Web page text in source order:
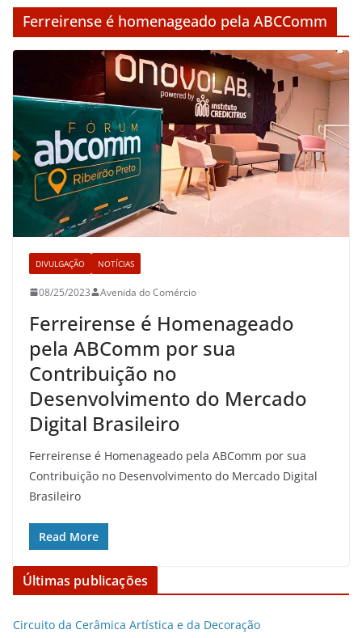
Ferreirense é homenageado pela ABCComm
DIVULGAÇÃO NOTÍCIAS
08/25/2023 Avenida do Comércio
Ferreirense é Homenageado
pela ABComm por sua
Contribuição no
Desenvolvimento do Mercado
Digital Brasileiro
Ferreirense é Homenageado pela ABComm por sua
Contribuição no Desenvolvimento do Mercado Digital
Brasileiro
Read More
Últimas publicações
Circuito da Cerâmica Artística e da Decoração